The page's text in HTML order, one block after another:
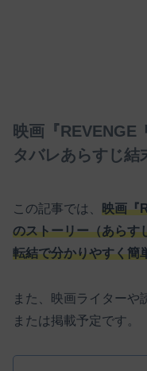
映画『REVENGE
タバレあらすじ結
この記事では、 映画『
のストーリー（あらす
転結で分かりやすく簡
また、映画ライターや
または掲載予定です。